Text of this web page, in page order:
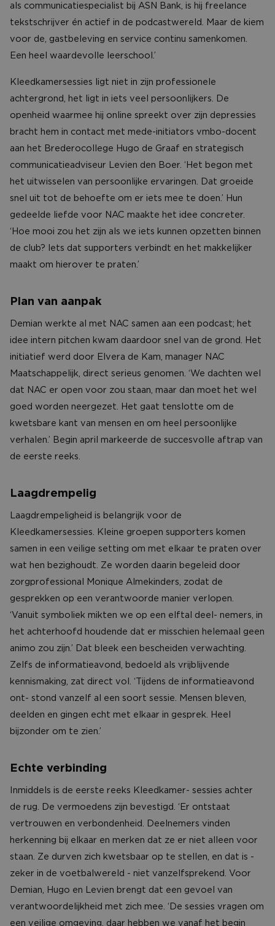
als communicatiespecialist bij ASN Bank, is hij freelance
tekstschrijver én actief in de podcastwereld. Maar de kiem
voor de, gastbeleving en service continu samenkomen.
Een heel waardevolle leerschool.’
Kleedkamersessies ligt niet in zijn professionele
achtergrond, het ligt in iets veel persoonlijkers. De
openheid waarmee hij online spreekt over zijn depressies
bracht hem in contact met mede-initiators vmbo-docent
aan het Brederocollege Hugo de Graaf en strategisch
communicatieadviseur Levien den Boer. ‘Het begon met
het uitwisselen van persoonlijke ervaringen. Dat groeide
snel uit tot de behoefte om er iets mee te doen.’ Hun
gedeelde liefde voor NAC maakte het idee concreter.
‘Hoe mooi zou het zijn als we iets kunnen opzetten binnen
de club? lets dat supporters verbindt en het makkelijker
maakt om hierover te praten.’
Plan van aanpak
Demian werkte al met NAC samen aan een podcast; het
idee intern pitchen kwam daardoor snel van de grond. Het
initiatief werd door Elvera de Kam, manager NAC
Maatschappelijk, direct serieus genomen. ‘We dachten wel
dat NAC er open voor zou staan, maar dan moet het wel
goed worden neergezet. Het gaat tenslotte om de
kwetsbare kant van mensen en om heel persoonlijke
verhalen.’ Begin april markeerde de succesvolle aftrap van
de eerste reeks.
Laagdrempelig
Laagdrempeligheid is belangrijk voor de
Kleedkamersessies. Kleine groepen supporters komen
samen in een veilige setting om met elkaar te praten over
wat hen bezighoudt. Ze worden daarin begeleid door
zorgprofessional Monique Almekinders, zodat de
gesprekken op een verantwoorde manier verlopen.
‘Vanuit symboliek mikten we op een elftal deel- nemers, in
het achterhoofd houdende dat er misschien helemaal geen
animo zou zijn.’ Dat bleek een bescheiden verwachting.
Zelfs de informatieavond, bedoeld als vrijblijvende
kennismaking, zat direct vol. ‘Tijdens de informatieavond
ont- stond vanzelf al een soort sessie. Mensen bleven,
deelden en gingen echt met elkaar in gesprek. Heel
bijzonder om te zien.’
Echte verbinding
Inmiddels is de eerste reeks Kleedkamer- sessies achter
de rug. De vermoedens zijn bevestigd. ‘Er ontstaat
vertrouwen en verbondenheid. Deelnemers vinden
herkenning bij elkaar en merken dat ze er niet alleen voor
staan. Ze durven zich kwetsbaar op te stellen, en dat is -
zeker in de voetbalwereld - niet vanzelfsprekend. Voor
Demian, Hugo en Levien brengt dat een gevoel van
verantwoordelijkheid met zich mee. ‘De sessies vragen om
een veilige omgeving, daar hebben we vanaf het begin